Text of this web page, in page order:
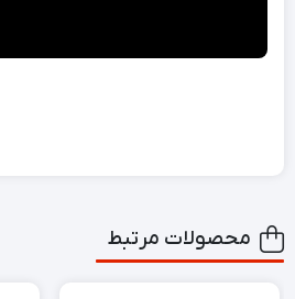
محصولات مرتبط